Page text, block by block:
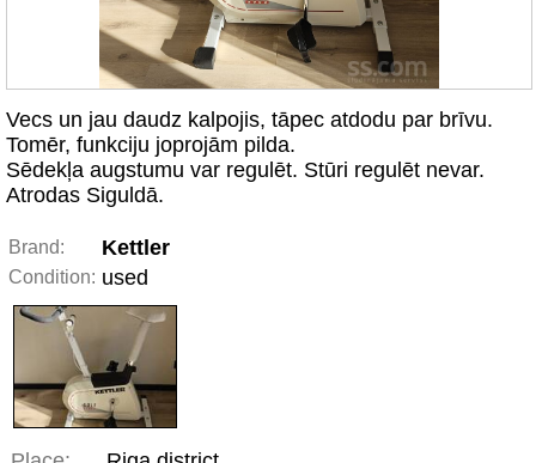
Vecs un jau daudz kalpojis, tāpec atdodu par brīvu.
Tomēr, funkciju joprojām pilda.
Sēdekļa augstumu var regulēt. Stūri regulēt nevar.
Atrodas Siguldā.
Brand: Kettler
Condition: used